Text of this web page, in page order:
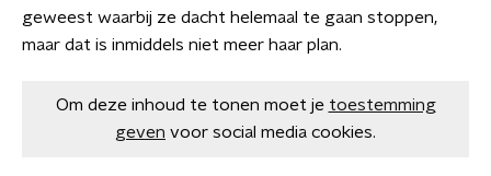
geweest waarbij ze dacht helemaal te gaan stoppen,
maar dat is inmiddels niet meer haar plan.
Om deze inhoud te tonen moet je toestemming
geven voor social media cookies.